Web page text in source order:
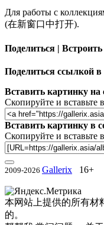
Для работы с
(在新窗口中打开).
Поделиться | Встроить
Поделиться ссылкой в
Вставить картинку на
Скопируйте и вставьте
Вставить картинку в
Скопируйте и вставьте
2009-2026 Gallerix 16+
本网站上提供的所有材
的。